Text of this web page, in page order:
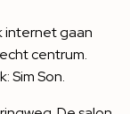
internet gaan
centrum.
Sim Son.